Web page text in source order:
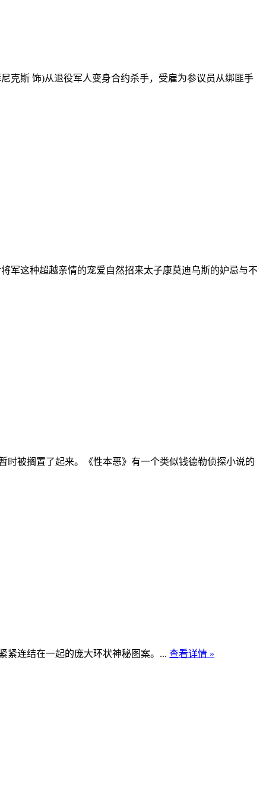
克斯 饰)从退役军人变身合约杀手，受雇为参议员从绑匪手
军这种超越亲情的宠爱自然招来太子康莫迪乌斯的妒忌与不
时被搁置了起来。《性本恶》有一个类似钱德勒侦探小说的
紧连结在一起的庞大环状神秘图案。... 查看详情 »